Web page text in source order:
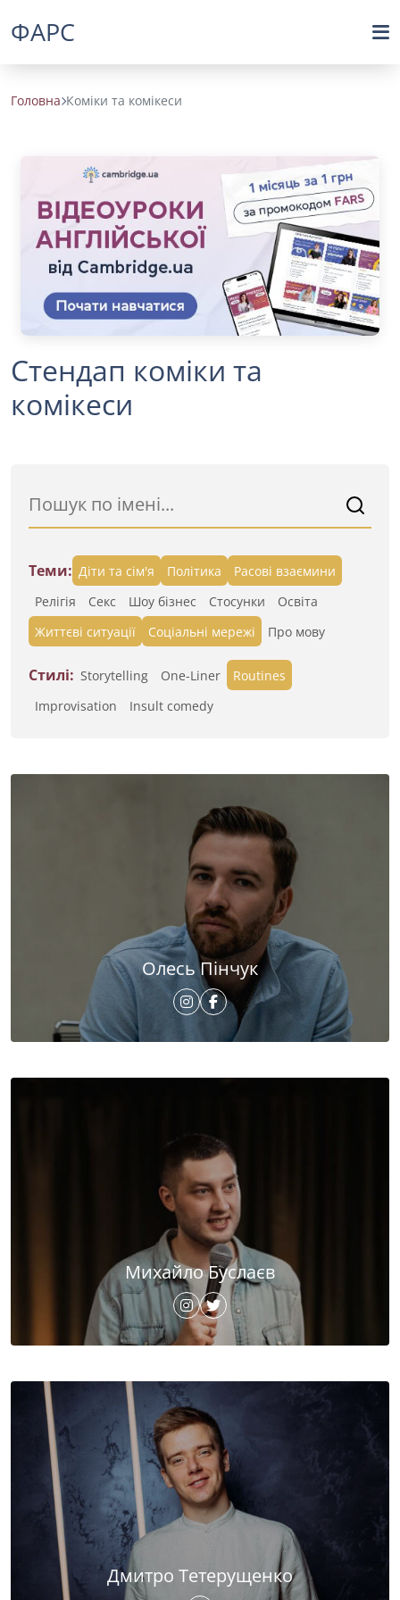
ФАРС
Головна Коміки та комікеси
Стендап коміки та
комікеси
Теми: Діти та сім'я Політика
Расові взаємини
Релігія
Секс Шоу бізнес Стосунки
Освіта
Життєві ситуації
Cоціальні мережі Про мову
Стилі: Storytelling One-Liner
Routines
Improvisation
Insult comedy
Олесь Пінчук
Михайло Буслаєв
Дмитро Тетерущенко